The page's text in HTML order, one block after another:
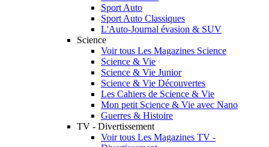
Sport Auto
Sport Auto Classiques
L'Auto-Journal évasion & SUV
Science
Voir tous Les Magazines Science
Science & Vie
Science & Vie Junior
Science & Vie Découvertes
Les Cahiers de Science & Vie
Mon petit Science & Vie avec Nano
Guerres & Histoire
TV - Divertissement
Voir tous Les Magazines TV -